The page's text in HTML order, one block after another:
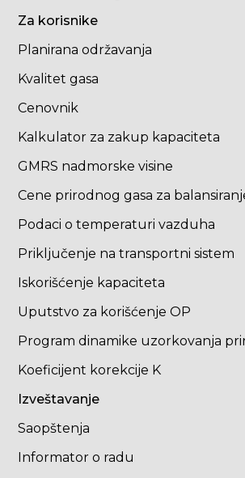
Za korisnike
Planirana održavanja
Kvalitet gasa
Cenovnik
Kalkulator za zakup kapaciteta
GMRS nadmorske visine
Cene prirodnog gasa za
Podaci o temperaturi vazduha
Priključenje na transportni sistem
Iskorišćenje kapaciteta
Uputstvo za korišćenje OP
Program dinamike uzorkovanja
Koeficijent korekcije K
Izveštavanje
Saopštenja
Informator o radu